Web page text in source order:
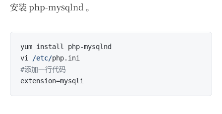
安装 php-mysqlnd 。
yum install php-mysqlnd
vi /etc/
#添加一行代码